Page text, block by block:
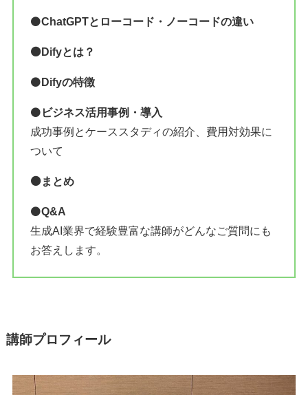
⚫️ChatGPTとローコード・ノーコードの違い
⚫️Difyとは？
⚫️ Difyの特徴
⚫️ ビジネス活用事例・導入
成功事例とケーススタディの紹介、費用対効果に
ついて
⚫️まとめ
⚫️Q&A
生成AI業界で経験豊富な講師がどんなご質問にも
お答えします。
講師プロフィール